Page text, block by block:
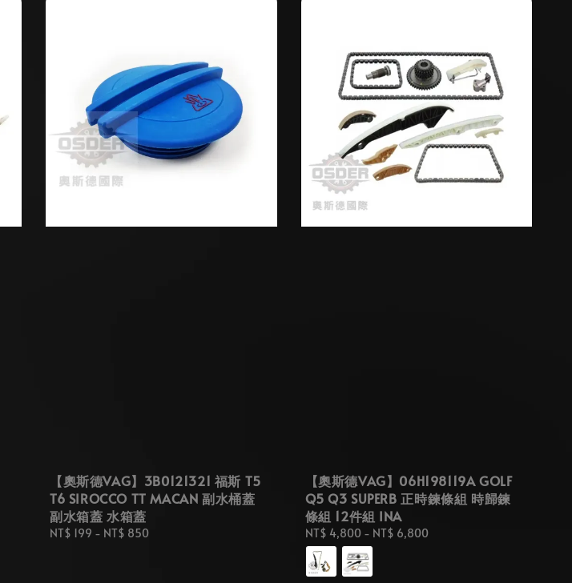
【奧斯德VAG】3B0121321 福斯 T5
T6 SIROCCO TT MACAN 副水桶蓋
副水箱蓋 水箱蓋
Regular
NT$ 199 - NT$ 850
【奧斯德VAG】06H198119A GOLF
Q5 Q3 SUPERB 正時鍊條組 時歸鍊
條組 12件組 INA
Regular
price
NT$ 4,800- NT$ 6,800